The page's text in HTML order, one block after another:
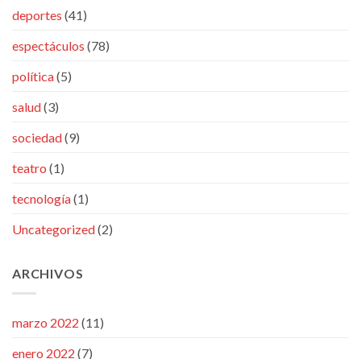
deportes (41)
espectáculos (78)
política(5)
salud(3)
sociedad(9)
teatro (1)
tecnología(1)
Uncategorized(2)
ARCHIVOS
marzo 2022 (11)
enero 2022 (7)